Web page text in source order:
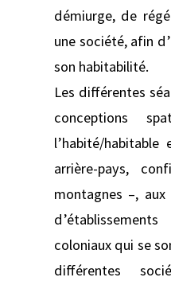
démiurge, de
une société, afin
son habitabilité.
Les différentes
conceptions
l’habité/
arrière-pays,
montagnes –,
coloniaux qui se
différentes